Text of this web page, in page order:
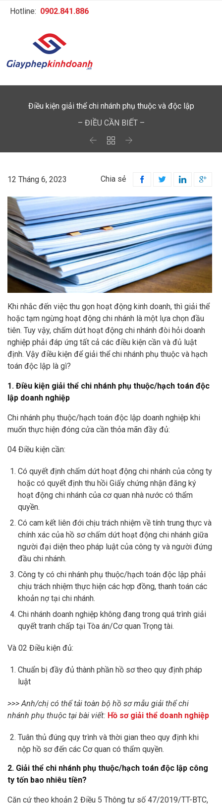
Hotline: 0902.841.886
Điều kiện giải thể chi nhánh phụ thuộc và độc lập
– ĐIỀU CẦN BIẾT –
  
12 Tháng 6, 2023 Chia sẻ    
Khi nhắc đến việc thu gọn hoạt động kinh doanh, thì giải thể
hoặc tạm ngừng hoạt động chi nhánh là một lựa chọn đầu
tiên. Tuy vậy, chấm dứt hoạt động chi nhánh đòi hỏi doanh
nghiệp phải đáp ứng tất cả các điều kiện cần và đủ luật
định. Vậy điều kiện để giải thể chi nhánh phụ thuộc và hạch
toán độc lập là gì?
1. Điều kiện giải thể chi nhánh phụ thuộc/hạch toán độc
lập doanh nghiệp
Chi nhánh phụ thuộc/hạch toán độc lập doanh nghiệp khi
muốn thực hiện đóng cửa cần thỏa mãn đầy đủ:
04 Điều kiện cần:
Có quyết định chấm dứt hoạt động chi nhánh của công ty
hoặc có quyết định thu hồi Giấy chứng nhận đăng ký
hoạt động chi nhánh của cơ quan nhà nước có thẩm
quyền.
Có cam kết liên đới chịu trách nhiệm về tính trung thực và
chính xác của hồ sơ chấm dứt hoạt động chi nhánh giữa
người đại diện theo pháp luật của công ty và người đứng
đầu chi nhánh.
Công ty có chi nhánh phụ thuộc/hạch toán độc lập phải
chịu trách nhiệm thực hiện các hợp đồng, thanh toán các
khoản nợ tại chi nhánh.
Chi nhánh doanh nghiệp không đang trong quá trình giải
quyết tranh chấp tại Tòa án/Cơ quan Trọng tài.
Và 02 Điều kiện đủ:
Chuẩn bị đầy đủ thành phần hồ sơ theo quy định pháp
luật
>>> Anh/chị có thể tải toàn bộ hồ sơ mẫu giải thể chi
nhánh phụ thuộc tại bài viết: Hồ sơ giải thể doanh nghiệp
Tuân thủ đúng quy trình và thời gian theo quy định khi
nộp hồ sơ đến các Cơ quan có thẩm quyền.
2. Giải thể chi nhánh phụ thuộc/hạch toán độc lập công
ty tốn bao nhiêu tiền?
Căn cứ theo khoản 2 Điều 5 Thông tư số 47/2019/TT-BTC,